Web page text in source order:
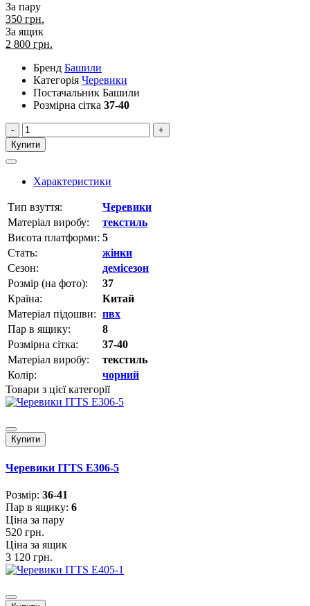
За пару
350 грн.
За ящик
2 800 грн.
Бренд Башили
Категорія Черевики
Постачальник Башили
Розмірна сітка 37-40
-
+
Купити
Характеристики
Тип взуття:
Черевики
Матеріал виробу:
текстиль
Висота платформи: 5
Стать:
жінки
Сезон:
демісезон
Розмір (на фото):
37
Країна:
Китай
Матеріал підошви: пвх
Пар в ящику:
8
Розмірна сітка:
37-40
Матеріал виробу:
текстиль
Колір:
чорний
Товари з цієї категорії
Купити
Черевики ITTS E306-5
Розмiр: 36-41
Пар в ящику: 6
Ціна за пару
520 грн.
Ціна за ящик
3 120 грн.